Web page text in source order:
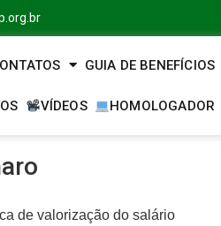
GUIA DE BENEFÍCIOS
VÍDEOS HOMOLOGADOR
de valorização do salário